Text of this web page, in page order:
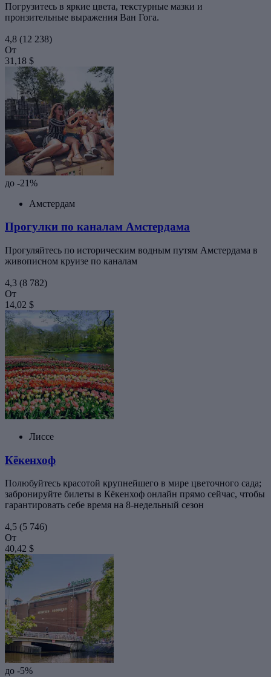
Погрузитесь в яркие цвета, текстурные мазки и
пронзительные выражения Ван Гога.
4,8 (12 238)
От
31,18 $
до -21%
Амстердам
Прогулки по каналам Амстердама
Прогуляйтесь по историческим водным путям Амстердама в
живописном круизе по каналам
4,3 (8 782)
От
14,02 $
Лиссе
Кёкенхоф
Полюбуйтесь красотой крупнейшего в мире цветочного сада;
забронируйте билеты в Кёкенхоф онлайн прямо сейчас, чтобы
гарантировать себе время на 8-недельный сезон
4,5 (5 746)
От
40,42 $
до -5%